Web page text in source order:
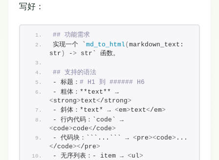
写好：
## 功能需求
实现一个 ` md_to_html ( markdown_text:
str ) -> str` 函数。
## 支持的语法
- 标题： # H1 到 ###### H6
<strong>text</strong>
- 斜体：*text* → <em>text</em>
<code>code</code>
- 代码块：```...``` → <pre><code> ...
</code></pre>
- 无序列表：- item → <ul>